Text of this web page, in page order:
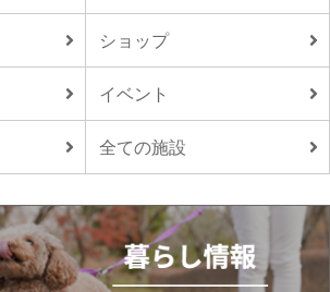
ショップ
イベント
全ての施設